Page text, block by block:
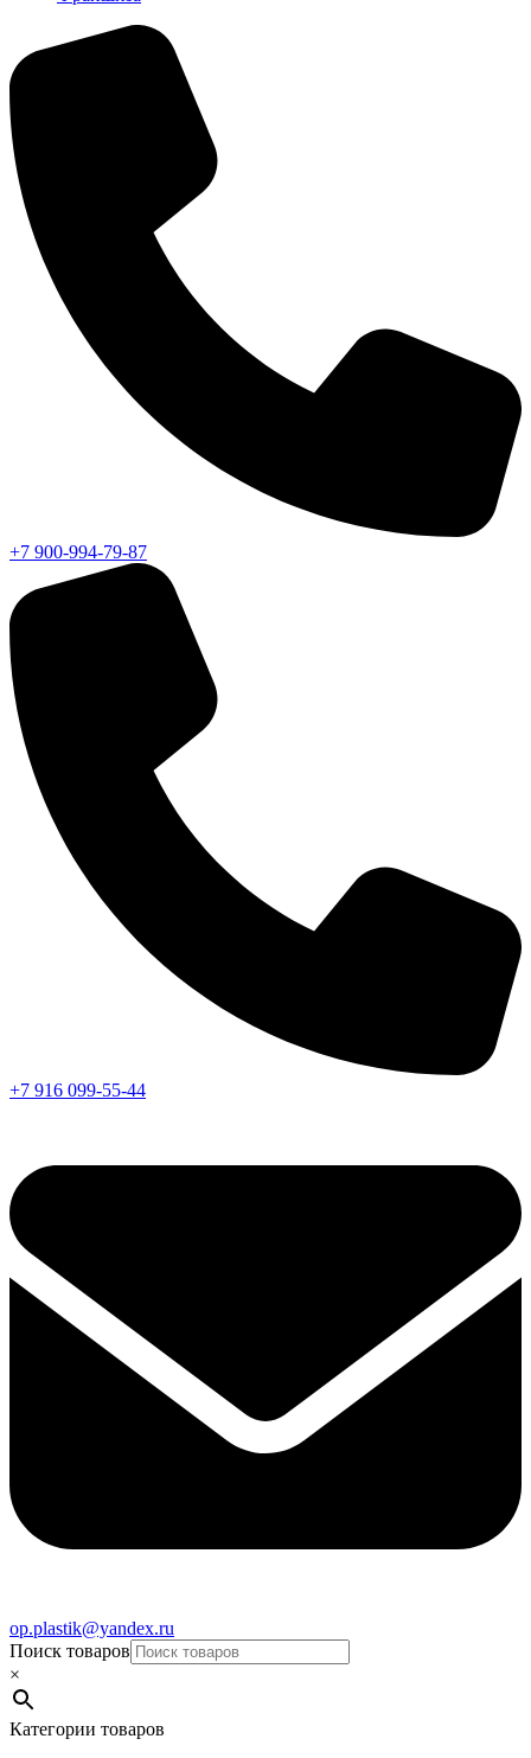
+7 900-994-79-87
+7 916 099-55-44
op.plastik@yandex.ru
Поиск товаров
×
Категории товаров